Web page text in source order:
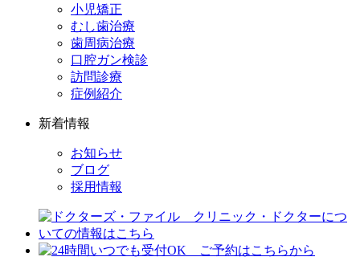
小児矯正
むし歯治療
歯周病治療
口腔ガン検診
訪問診療
症例紹介
新着情報
お知らせ
ブログ
採用情報